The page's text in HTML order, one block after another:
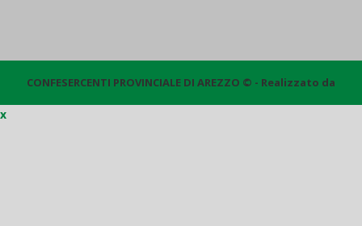
CONFESERCENTI PROVINCIALE DI AREZZO © - Realizzato da
x